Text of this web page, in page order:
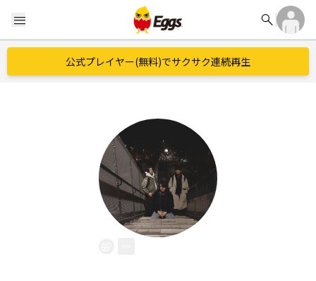
menu search
公式プレイヤー(無料)でサクサク連続再生